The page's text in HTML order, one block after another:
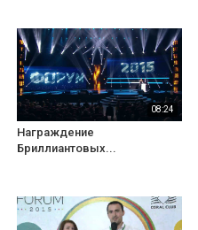
08:24
Награждение
Бриллиантовых...